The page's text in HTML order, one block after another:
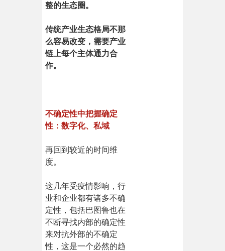
整的生态圈。
传统产业生态格局不那
么容易改变，需要产业
链上每个主体通力合
作。
不确定性中把握确定
性：数字化、私域
再回到较近的时间维
度。
这几年受疫情影响，行
业和企业都有诸多不确
定性，包括巴图鲁也在
不断寻找内部的确定性
来对抗外部的不确定
性，这是一个必然的趋